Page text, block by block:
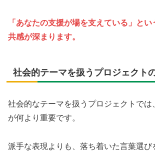
「あなたの支援が場を支えている」と
共感が深まります。
社会的テーマを扱うプロジェクト
社会的なテーマを扱うプロジェクトでは
が何より重要です。
派手な表現よりも、落ち着いた言葉選び